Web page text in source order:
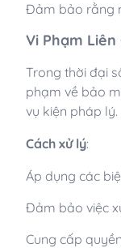
Đảm bảo rằng
Vi Phạm
Trong thời đại
phạm về bảo
vụ kiện pháp lý.
Cách xử lý:
Áp dụng các
Đảm bảo việc
Cung cấp